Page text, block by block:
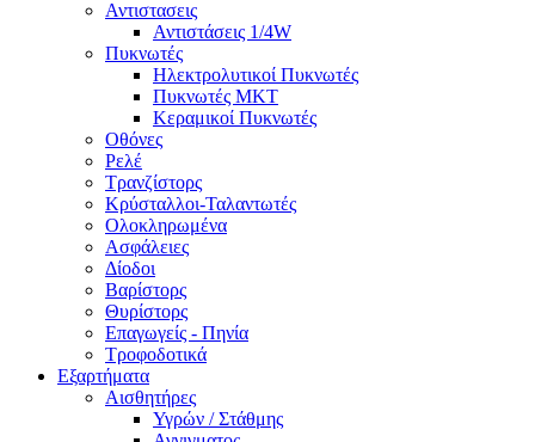
Αντιστασεις
Αντιστάσεις 1/4W
Πυκνωτές
Ηλεκτρολυτικοί Πυκνωτές
Πυκνωτές MKT
Κεραμικοί Πυκνωτές
Οθόνες
Ρελέ
Τρανζίστορς
Κρύσταλλοι-Ταλαντωτές
Ολοκληρωμένα
Ασφάλειες
Δίοδοι
Βαρίστορς
Θυρίστορς
Επαγωγείς - Πηνία
Τροφοδοτικά
Εξαρτήματα
Αισθητήρες
Υγρών / Στάθμης